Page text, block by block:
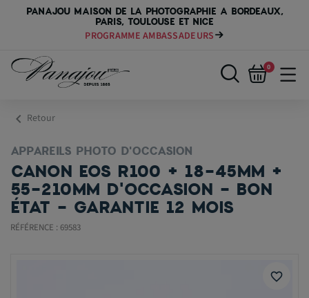
PANAJOU MAISON DE LA PHOTOGRAPHIE A BORDEAUX,
PARIS, TOULOUSE ET NICE
PROGRAMME AMBASSADEURS
0
chevron_left Retour
APPAREILS PHOTO D'OCCASION
CANON EOS R100 + 18-45MM +
55-210MM D'OCCASION - BON
ÉTAT - GARANTIE 12 MOIS
RÉFÉRENCE : 69583
favorite_border